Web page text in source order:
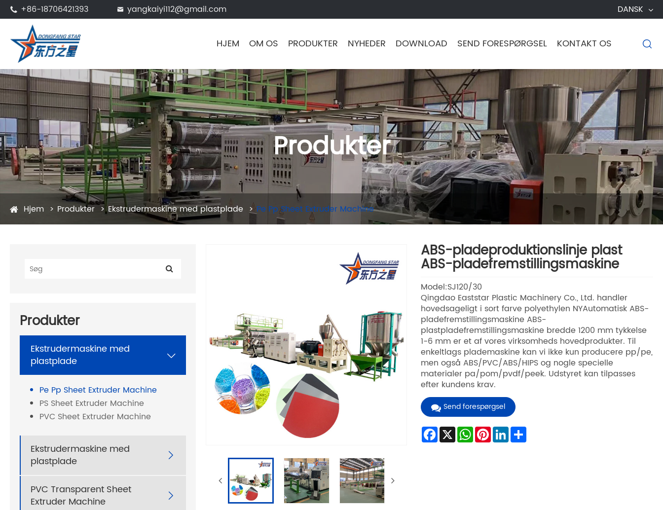
 +86-18706421393  yangkaiyi112@gmail.com DANSK
HJEM OM OS PRODUKTER NYHEDER DOWNLOAD SEND FORESPØRGSEL KONTAKT OS 
Produkter
Hjem Produkter Ekstrudermaskine med plastplade Pe Pp Sheet Extruder Machine
Produkter
Ekstrudermaskine med
plastplade

Pe Pp Sheet Extruder Machine
PS Sheet Extruder Machine
PVC Sheet Extruder Machine
Ekstrudermaskine med
plastplade

PVC Transparent Sheet
Extruder Machine

ABS-pladeproduktionslinje plast
ABS-pladefremstillingsmaskine
Model:SJ120/30
Qingdao Eaststar Plastic Machinery Co., Ltd. handler
hovedsageligt i sort farve polyethylen NYAutomatisk ABS-
pladefremstillingsmaskine ABS-
plastpladefremstillingsmaskine bredde 1200 mm tykkelse
1-6 mm er et af vores virksomheds hovedprodukter. Til
enkeltlags plademaskine kan vi ikke kun producere pp/pe,
men også ABS/PVC/ABS/HIPS og nogle specielle
materialer pa/pom/pvdf/peek. Udstyret kan tilpasses
efter kundens krav.
Send forespørgsel
Facebook
X WhatsApp
Pinterest
LinkedInShare